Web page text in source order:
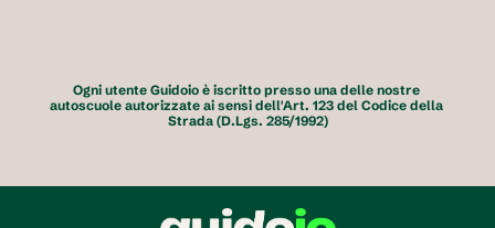
Ogni utente Guidoio è iscritto presso una delle nostre
autoscuole autorizzate ai sensi dell'Art. 123 del Codice della
Strada (D.Lgs. 285/1992)